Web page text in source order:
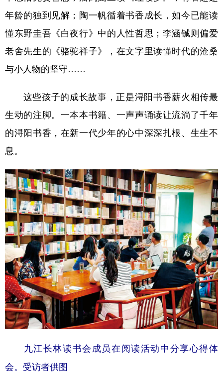
年龄的独到见解；陶一帆循着书香成长，如今已能读
懂东野圭吾《白夜行》中的人性哲思；李涵铖则偏爱
老舍先生的《骆驼祥子》，在文字里读懂时代的沧桑
与小人物的坚守……
这些孩子的成长故事，正是浔阳书香薪火相传最
生动的注脚。一本本书籍、一声声诵读让流淌了千年
的浔阳书香，在新一代少年的心中深深扎根、生生不
息。
九江长林读书会成员在阅读活动中分享心得体
会。受访者供图